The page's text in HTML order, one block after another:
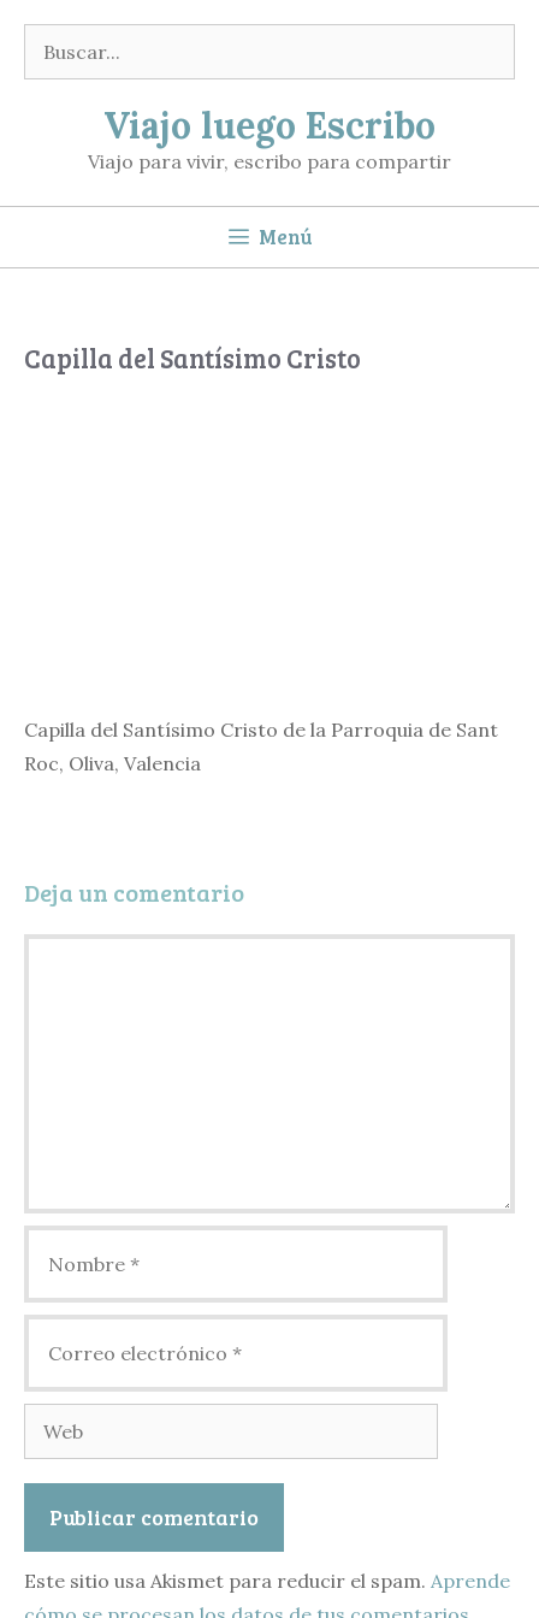
contenido
Buscar:
Viajo luego Escribo
Viajo para vivir, escribo para compartir
Menú
Capilla del Santísimo Cristo
Capilla del Santísimo Cristo de la Parroquia de Sant
Roc, Oliva, Valencia
Deja un comentario
electrónico
Web
Este sitio usa Akismet para reducir el spam. Aprende